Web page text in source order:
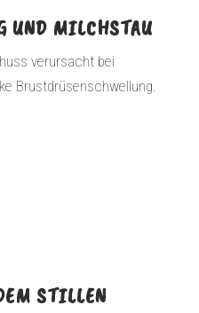
UND MILCHSTAU
verursacht bei
Brustdrüsenschwellung.
STILLEN